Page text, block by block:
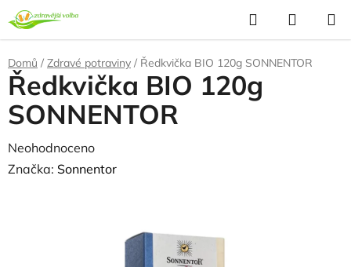
Přejít
na
obsah
Hledat
KOŠÍK
Domů / Zdravé potraviny / Ředkvička BIO 120g SONNENTOR
Ředkvička BIO 120g
SONNENTOR
Průměrné
hodnocení
Neohodnoceno
Značka: Sonnentor